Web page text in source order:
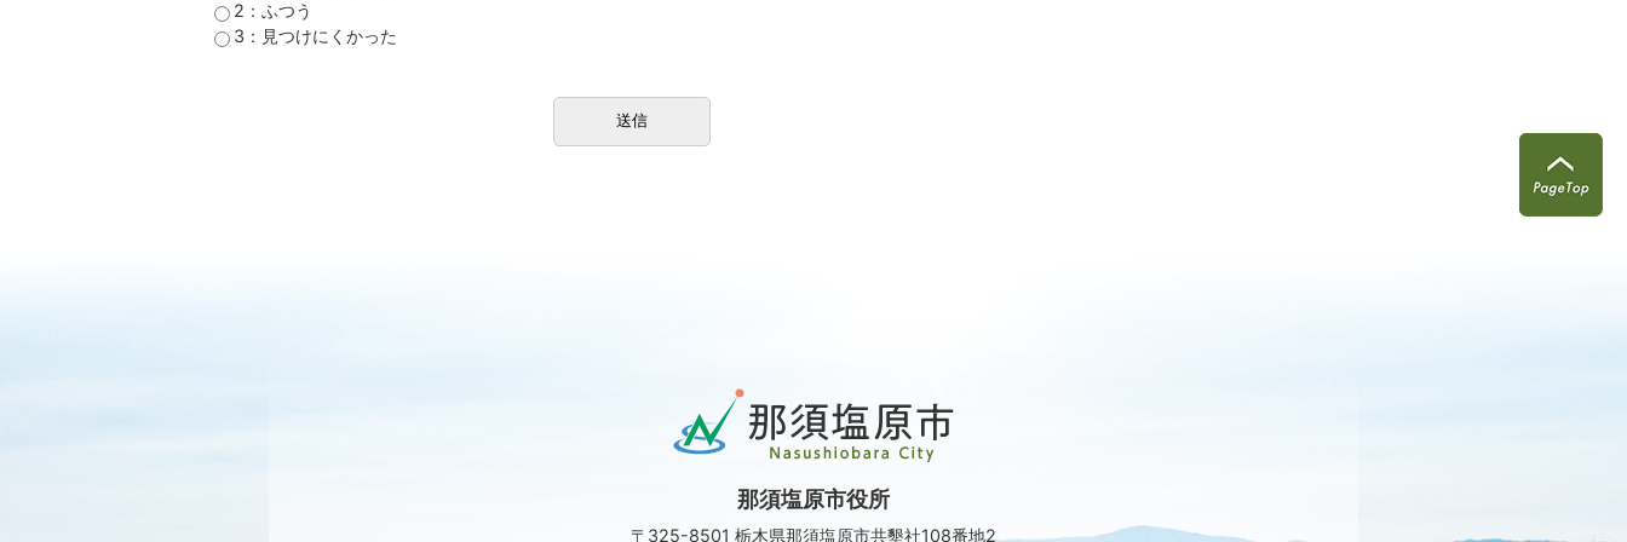
2：ふつう
3：見つけにくかった
須
塩
Nasushiobara
那須塩原市役所
〒325-8501 栃木県那須塩原市共墾社108番地2